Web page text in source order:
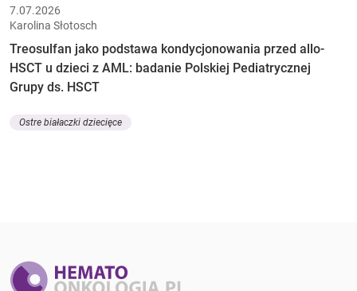
7.07.2026
Karolina Słotosch
Treosulfan jako podstawa kondycjonowania przed allo-
HSCT u dzieci z AML: badanie Polskiej Pediatrycznej
Grupy ds. HSCT
Ostre białaczki dziecięce